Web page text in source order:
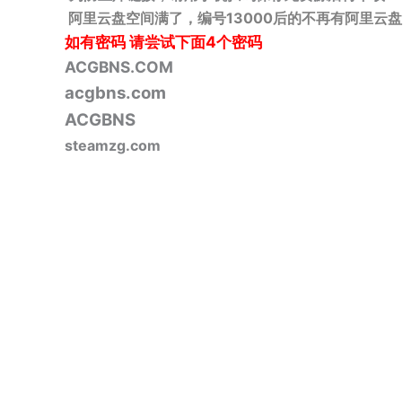
阿里云盘空间满了，编号13000后的不再有阿里云盘
如有密码请尝试下面4个密码
ACGBNS.COM
acgbns.com
ACGBNS
steamzg.com